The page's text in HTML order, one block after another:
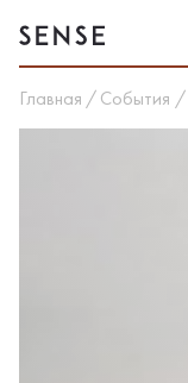
Главная События